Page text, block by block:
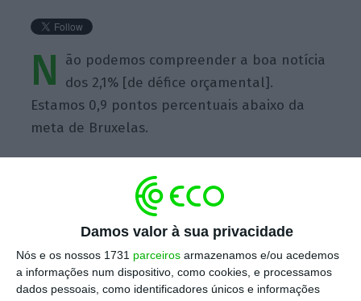
Damos valor à sua privacidade
Nós e os nossos 1731 parceiros armazenamos e/ou acedemos
a informações num dispositivo, como cookies, e processamos
dados pessoais, como identificadores únicos e informações
N
ão podemos compreender a boa notícia
dos 2,1% [de défice orçamental].
Estamos 0,9 pontos percentuais abaixo da
meta de Bruxelas.
https://eco.sapo.pt/quote/mariana-mortagua-2017-02-15-nao-podemos-compreender-a-boa-noticia-dos-21-de-defice/ Copiar